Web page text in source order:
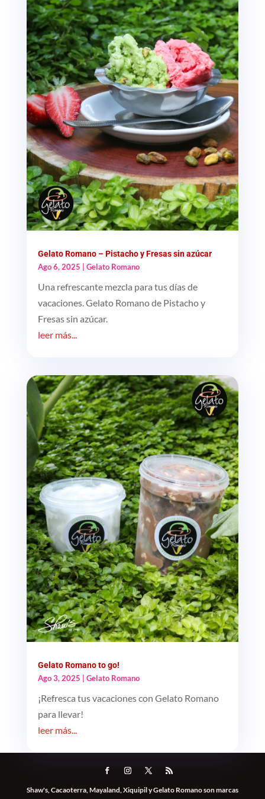
Gelato Romano – Pistacho y Fresas sin azúcar
Ago 6, 2025
Gelato Romano
Una refrescante mezcla para tus días de
vacaciones. Gelato Romano de Pistacho y
Fresas sin azúcar.
leer más...
Gelato Romano to go!
Ago 3, 2025 | Gelato Romano
¡Refresca tus vacaciones con Gelato Romano
para llevar!
leer más...
Shaw's, Cacaoterra, Mayaland, Xiquipil y Gelato Romano son marcas